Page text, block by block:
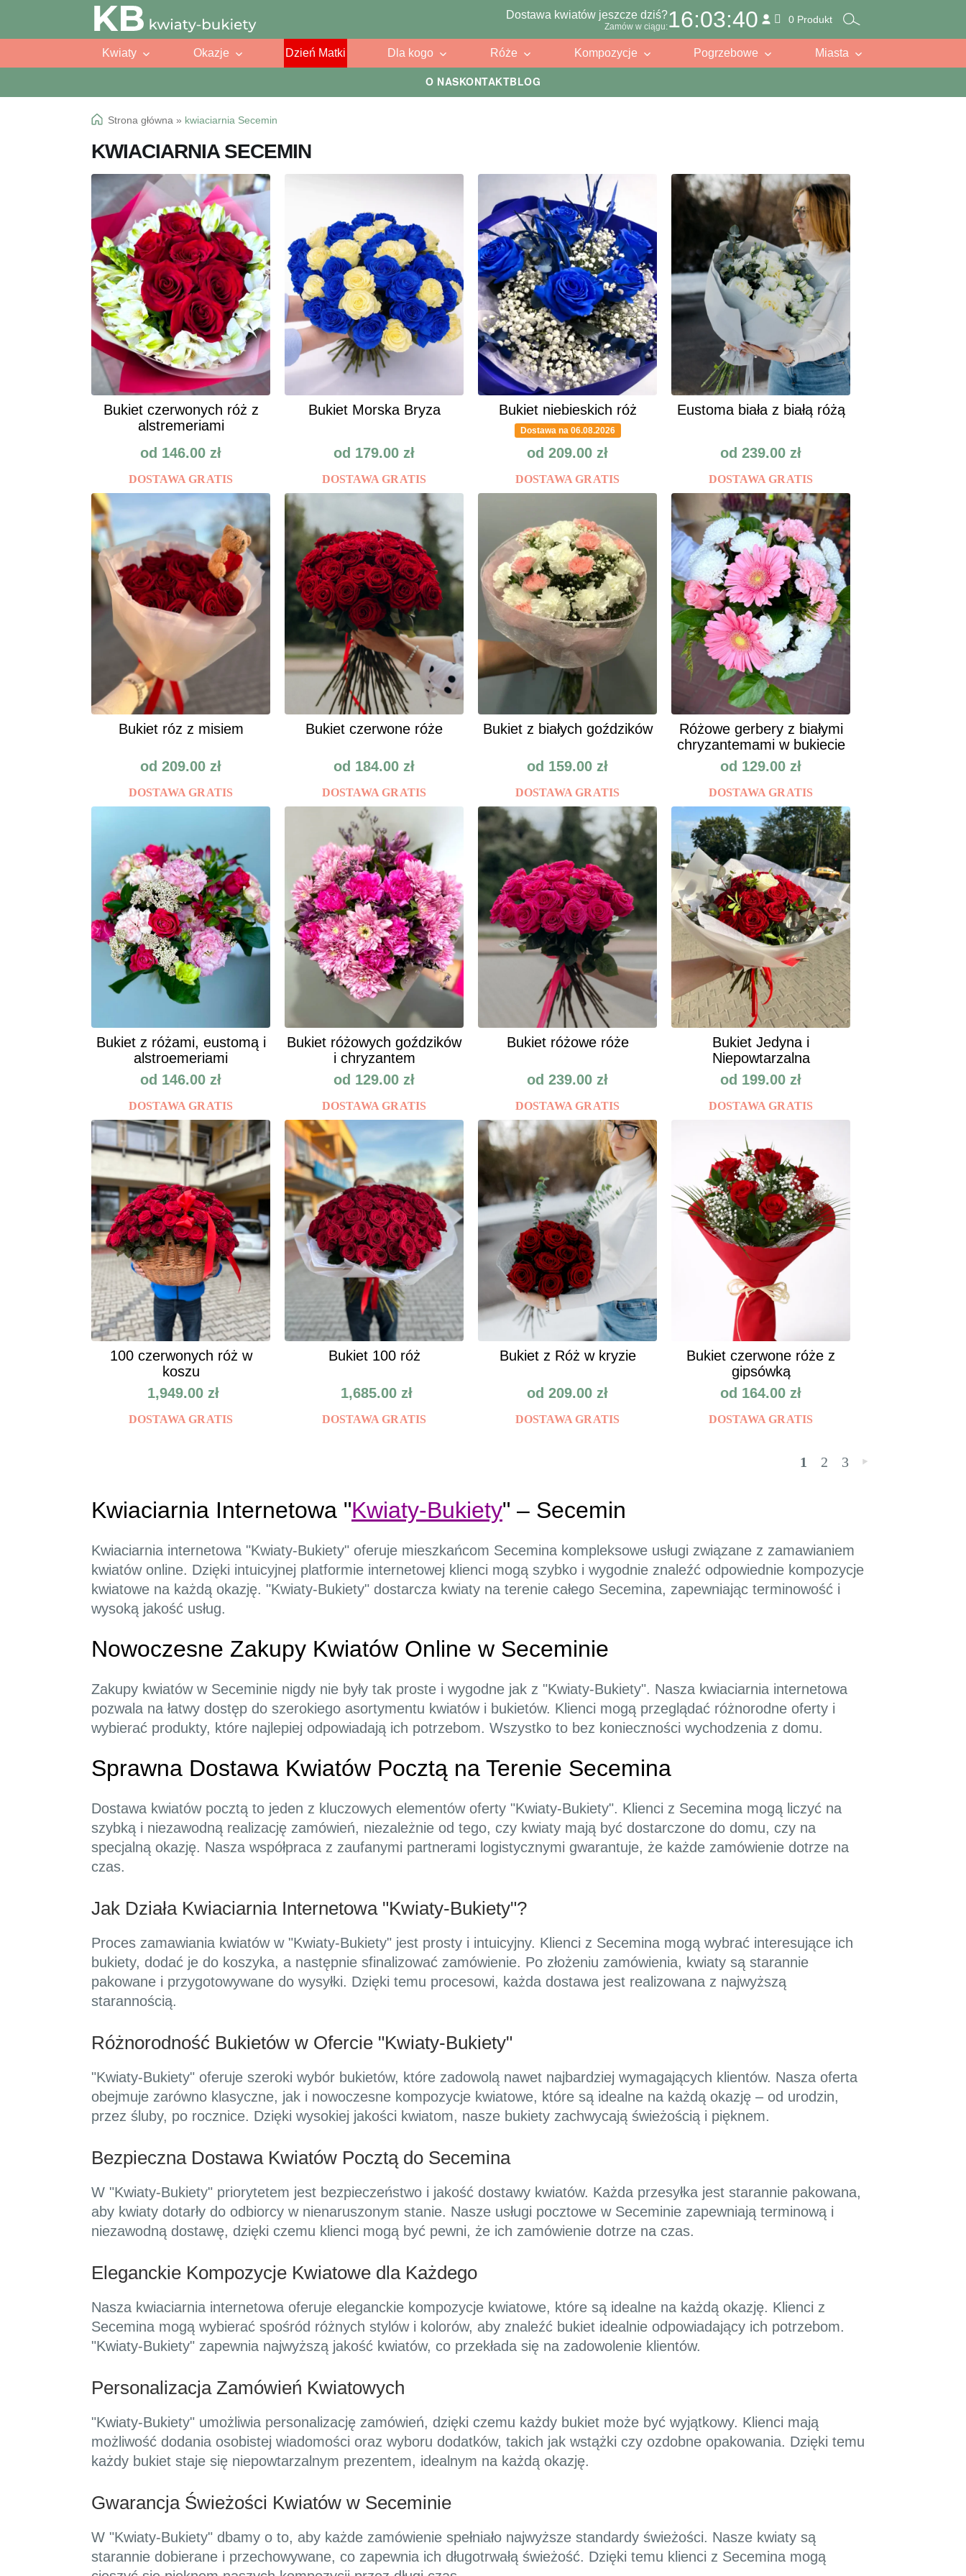
O NASKONTAKTBLOG
Przejdź
do
Przejdź
do
Dostawa kwiatów jeszcze dziś?
Zamów w ciągu:16:03:38 0 Produkt
Kwiaty Okazje Dzień Matki Dla kogo Róże Kompozycje Pogrzebowe Miasta
Strona główna » kwiaciarnia Secemin
KWIACIARNIA SECEMIN
Bukiet czerwonych róż z
alstremeriami
od 146.00 zł
DOSTAWA GRATIS
Bukiet Morska Bryza
od 179.00 zł
DOSTAWA GRATIS
Bukiet niebieskich róż
Dostawa na 06.08.2026
od 209.00 zł
DOSTAWA GRATIS
Eustoma biała z białą różą
od 239.00 zł
DOSTAWA GRATIS
Bukiet róz z misiem
od 209.00 zł
DOSTAWA GRATIS
Bukiet czerwone róże
od 184.00 zł
DOSTAWA GRATIS
Bukiet z białych goździków
od 159.00 zł
DOSTAWA GRATIS
Różowe gerbery z białymi
chryzantemami w bukiecie
od 129.00 zł
DOSTAWA GRATIS
Bukiet z różami, eustomą i
alstroemeriami
od 146.00 zł
DOSTAWA GRATIS
Bukiet różowych goździków
i chryzantem
od 129.00 zł
DOSTAWA GRATIS
Bukiet różowe róże
od 239.00 zł
DOSTAWA GRATIS
Bukiet Jedyna i
Niepowtarzalna
od 199.00 zł
DOSTAWA GRATIS
100 czerwonych róż w
koszu
1,949.00 zł
DOSTAWA GRATIS
Bukiet 100 róż
1,685.00 zł
DOSTAWA GRATIS
Bukiet z Róż w kryzie
od 209.00 zł
DOSTAWA GRATIS
Bukiet czerwone róże z
gipsówką
od 164.00 zł
DOSTAWA GRATIS
1 2 3 »
Kwiaciarnia Internetowa "Kwiaty-Bukiety" – Secemin
Kwiaciarnia internetowa "Kwiaty-Bukiety" oferuje mieszkańcom Secemina kompleksowe usługi związane z zamawianiem
kwiatów online. Dzięki intuicyjnej platformie internetowej klienci mogą szybko i wygodnie znaleźć odpowiednie kompozycje
kwiatowe na każdą okazję. "Kwiaty-Bukiety" dostarcza kwiaty na terenie całego Secemina, zapewniając terminowość i
wysoką jakość usług.
Nowoczesne Zakupy Kwiatów Online w Seceminie
Zakupy kwiatów w Seceminie nigdy nie były tak proste i wygodne jak z "Kwiaty-Bukiety". Nasza kwiaciarnia internetowa
pozwala na łatwy dostęp do szerokiego asortymentu kwiatów i bukietów. Klienci mogą przeglądać różnorodne oferty i
wybierać produkty, które najlepiej odpowiadają ich potrzebom. Wszystko to bez konieczności wychodzenia z domu.
Sprawna Dostawa Kwiatów Pocztą na Terenie Secemina
Dostawa kwiatów pocztą to jeden z kluczowych elementów oferty "Kwiaty-Bukiety". Klienci z Secemina mogą liczyć na
szybką i niezawodną realizację zamówień, niezależnie od tego, czy kwiaty mają być dostarczone do domu, czy na
specjalną okazję. Nasza współpraca z zaufanymi partnerami logistycznymi gwarantuje, że każde zamówienie dotrze na
czas.
Jak Działa Kwiaciarnia Internetowa "Kwiaty-Bukiety"?
Proces zamawiania kwiatów w "Kwiaty-Bukiety" jest prosty i intuicyjny. Klienci z Secemina mogą wybrać interesujące ich
bukiety, dodać je do koszyka, a następnie sfinalizować zamówienie. Po złożeniu zamówienia, kwiaty są starannie
pakowane i przygotowywane do wysyłki. Dzięki temu procesowi, każda dostawa jest realizowana z najwyższą
starannością.
Różnorodność Bukietów w Ofercie "Kwiaty-Bukiety"
"Kwiaty-Bukiety" oferuje szeroki wybór bukietów, które zadowolą nawet najbardziej wymagających klientów. Nasza oferta
obejmuje zarówno klasyczne, jak i nowoczesne kompozycje kwiatowe, które są idealne na każdą okazję – od urodzin,
przez śluby, po rocznice. Dzięki wysokiej jakości kwiatom, nasze bukiety zachwycają świeżością i pięknem.
Bezpieczna Dostawa Kwiatów Pocztą do Secemina
W "Kwiaty-Bukiety" priorytetem jest bezpieczeństwo i jakość dostawy kwiatów. Każda przesyłka jest starannie pakowana,
aby kwiaty dotarły do odbiorcy w nienaruszonym stanie. Nasze usługi pocztowe w Seceminie zapewniają terminową i
niezawodną dostawę, dzięki czemu klienci mogą być pewni, że ich zamówienie dotrze na czas.
Eleganckie Kompozycje Kwiatowe dla Każdego
Nasza kwiaciarnia internetowa oferuje eleganckie kompozycje kwiatowe, które są idealne na każdą okazję. Klienci z
Secemina mogą wybierać spośród różnych stylów i kolorów, aby znaleźć bukiet idealnie odpowiadający ich potrzebom.
"Kwiaty-Bukiety" zapewnia najwyższą jakość kwiatów, co przekłada się na zadowolenie klientów.
Personalizacja Zamówień Kwiatowych
"Kwiaty-Bukiety" umożliwia personalizację zamówień, dzięki czemu każdy bukiet może być wyjątkowy. Klienci mają
możliwość dodania osobistej wiadomości oraz wyboru dodatków, takich jak wstążki czy ozdobne opakowania. Dzięki temu
każdy bukiet staje się niepowtarzalnym prezentem, idealnym na każdą okazję.
Gwarancja Świeżości Kwiatów w Seceminie
W "Kwiaty-Bukiety" dbamy o to, aby każde zamówienie spełniało najwyższe standardy świeżości. Nasze kwiaty są
starannie dobierane i przechowywane, co zapewnia ich długotrwałą świeżość. Dzięki temu klienci z Secemina mogą